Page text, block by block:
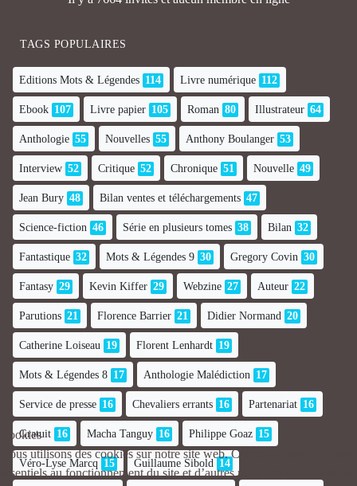
TAGS POPULAIRES
Editions Mots & Légendes 114 Livre numérique 112
Ebook 107 Livre papier 105 Roman 80 Illustrateur 64
Anthologie 55 Nouvelles 55 Anthony Boulanger 53
Interview 52 Critique 52 Chronique 51 Nouvelle 49
Jean Bury 48 Bilan ventes et téléchargements 47
Science-fiction 46 Série en plusieurs tomes 38 Bilan 32
Fantastique 32 Mots & Légendes 9 30 Gregory Covin 30
Fantasy 29 Kevin Kiffer 29 Webzine 27 Auteur 22
Parutions 21 Florence Barrier 21 Didier Normand 20
Catherine Loiseau 19 Florent Lenhardt 19
Mots & Légendes 8 17 Anthologie Malédiction 17
Service de presse 16 Chevaliers errants 16 Partenariat 16
Gratuit 16 Macha Tanguy 16 Philippe Goaz 15
Véro-Lyse Marcq 15 Guillaume Sibold 14
Cookies
Nous utilisons des cookies sur notre site web. Certains d’entre eux sont
essentiels au fonctionnement du site et d’autres nous aident à améliorer